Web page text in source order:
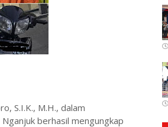
S.I.K., M.H., dalam
berhasil mengungkap